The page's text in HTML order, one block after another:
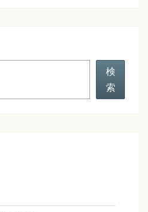
検
索